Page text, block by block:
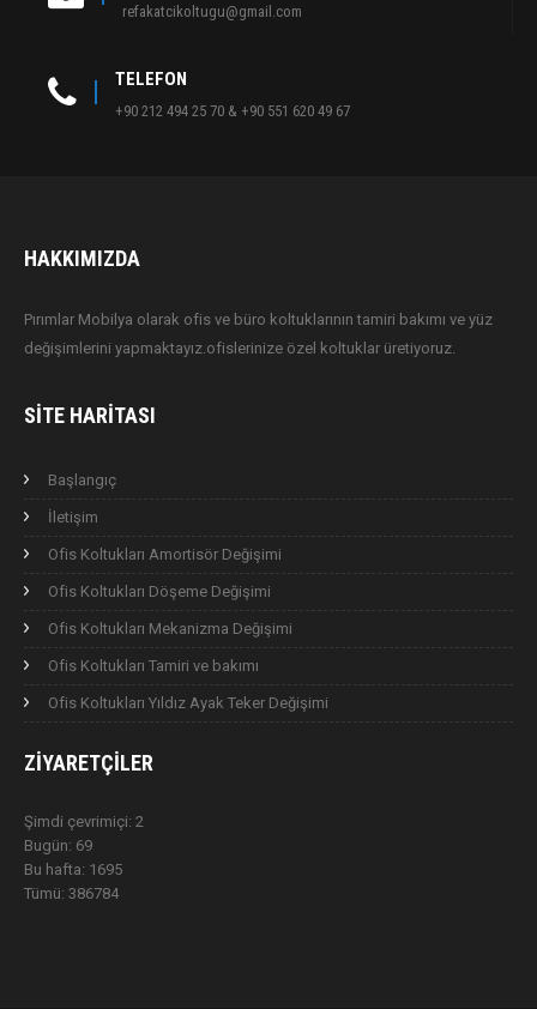
refakatcikoltugu@gmail.com
TELEFON
+90 212 494 25 70 & +90 551 620 49 67
HAKKIMIZDA
Pırımlar Mobilya olarak ofis ve büro koltuklarının tamiri bakımı ve yüz
değişimlerini yapmaktayız.ofislerinize özel koltuklar üretiyoruz.
SITE HARITASI
Başlangıç
İletişim
Ofis Koltukları Amortisör Değişimi
Ofis Koltukları Döşeme Değişimi
Ofis Koltukları Mekanizma Değişimi
Ofis Koltukları Tamiri ve bakımı
Ofis Koltukları Yıldız Ayak Teker Değişimi
ZIYARETÇILER
Şimdi çevrimiçi: 2
Bugün: 69
Bu hafta: 1695
Tümü: 386784